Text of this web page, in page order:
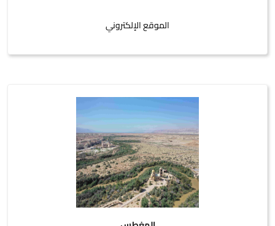
الموقع الإلكتروني